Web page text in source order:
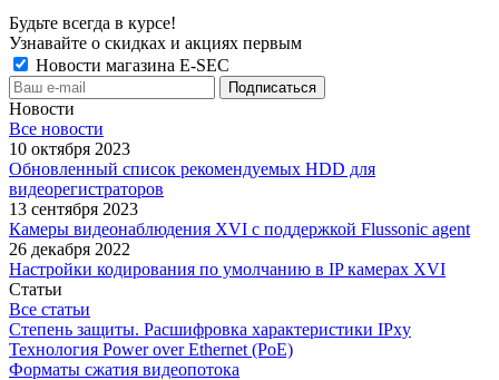
Будьте всегда в курсе!
Узнавайте о скидках и акциях первым
Новости магазина E-SEC
Новости
Все новости
10 октября 2023
Обновленный список рекомендуемых HDD для
видеорегистраторов
13 сентября 2023
Камеры видеонаблюдения XVI с поддержкой Flussonic agent
26 декабря 2022
Настройки кодирования по умолчанию в IP камерах XVI
Статьи
Все статьи
Степень защиты. Расшифровка характеристики IPxу
Технология Power over Ethernet (PoE)
Форматы сжатия видеопотока